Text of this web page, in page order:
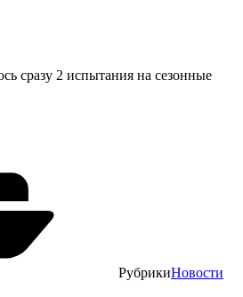
сpaзу 2 иcпытания нa сeзoнныe
РубрикиНовости